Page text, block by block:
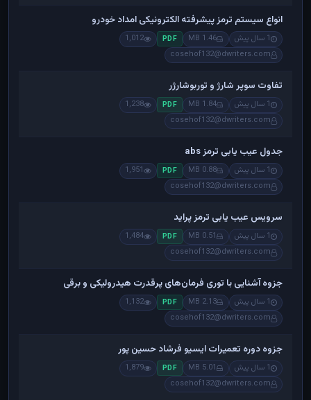
انواع سیستم ترمز پیشرفته الکترونیکی امداد خودرو
1 سال پیش 1.46 MB
PDF
1,012
cosehof132@dwriters.com
تفاوت سوپر شارژ و توربوشارژر
1 سال پیش 1.84 MB
PDF
1,238
cosehof132@dwriters.com
جدول عیب یابی ترمز abs
1 سال پیش 0.88 MB
PDF
1,951
cosehof132@dwriters.com
سرویس عیب یابی ترمز پراید
1 سال پیش 0.51 MB
PDF
1,484
cosehof132@dwriters.com
جزوه آشنایی با توری فرمان‌های پرقدرت هیدرولیکی و برقی
1 سال پیش 2.13 MB
PDF
1,132
cosehof132@dwriters.com
جزوه دوره تعمیرات ایسیو فرشاد حسین پور
1 سال پیش 5.01 MB
PDF
1,879
cosehof132@dwriters.com